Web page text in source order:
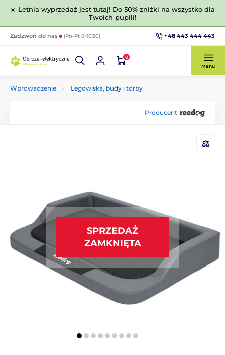
☀️ Letnia wyprzedaż jest tutaj! Do 50% zniżki na wszystko dla
Twoich pupili!
Zadzwoń do nas (Pn-Pt 8-16:30) +48 443 444 443
0
Menu
Wprowadzenie Legowiska, budy i torby
Producent
SPRZEDAŻ
ZAMKNIĘTA